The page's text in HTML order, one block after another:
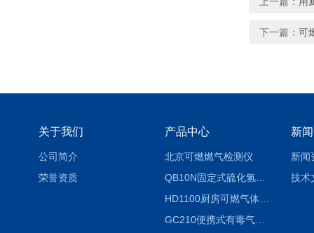
下一篇： 可
关于我们
公司简介
荣誉资质
产品中心
北京可燃燃气检测仪
QB10N固定式硫化氢气体检测仪H2S气体泄漏探头
HD1100厨房可燃气体泄漏浓度探测器天然气检测仪
GC210便携式有毒气体浓度探测器氨气检测仪养殖场
新
新闻
技术